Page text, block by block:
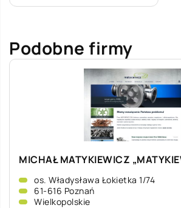
Podobne firmy
MICHAŁ MATYKIEWICZ
os. Władysława Łokietka 1/74
61-616 Poznań
Wielkopolskie